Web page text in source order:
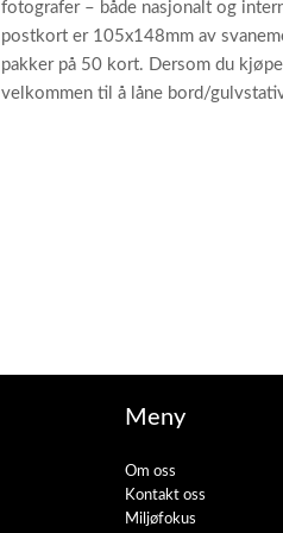
fotografer – både nasjonalt og
postkort er 105x148mm av
pakker på 50 kort. Dersom du
velkommen til å låne bord/
Meny
Om oss
Kontakt oss
Miljøfokus